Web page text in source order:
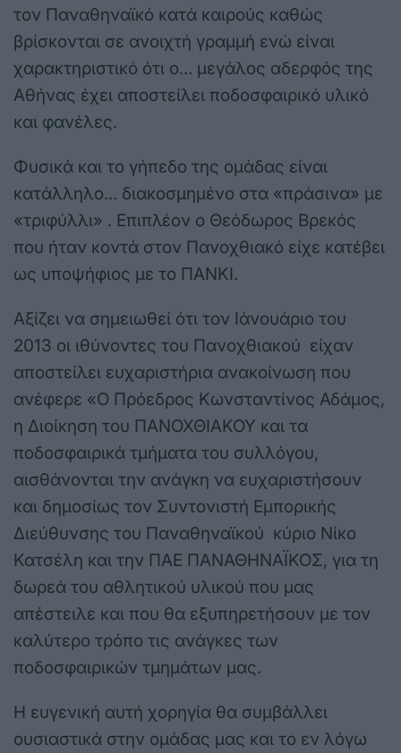
τον Παναθηναϊκό κατά καιρούς καθώς
βρίσκονται σε ανοιχτή γραμμή ενώ είναι
χαρακτηριστικό ότι ο… μεγάλος αδερφός της
Αθήνας έχει αποστείλει ποδοσφαιρικό υλικό
και φανέλες.
Φυσικά και το γήπεδο της ομάδας είναι
κατάλληλο… διακοσμημένο στα «πράσινα» με
«τριφύλλι» . Επιπλέον ο Θεόδωρος Βρεκός
που ήταν κοντά στον Πανοχθιακό είχε κατέβει
ως υποψήφιος με το ΠΑΝΚΙ.
Αξίζει να σημειωθεί ότι τον Ιάνουάριο του
2013 οι ιθύνοντες του Πανοχθιακού είχαν
αποστείλει ευχαριστήρια ανακοίνωση που
ανέφερε «Ο Πρόεδρος Κωνσταντίνος Αδάμος,
η Διοίκηση του ΠΑΝΟΧΘΙΑΚΟΥ και τα
ποδοσφαιρικά τμήματα του συλλόγου,
αισθάνονται την ανάγκη να ευχαριστήσουν
και δημοσίως τον Συντονιστή Εμπορικής
Διεύθυνσης του Παναθηναϊκού κύριο Νίκο
Κατσέλη και την ΠΑΕ ΠΑΝΑΘΗΝΑΪΚΟΣ, για τη
δωρεά του αθλητικού υλικού που μας
απέστειλε και που θα εξυπηρετήσουν με τον
καλύτερο τρόπο τις ανάγκες των
ποδοσφαιρικών τμημάτων μας.
Η ευγενική αυτή χορηγία θα συμβάλλει
ουσιαστικά στην ομάδας μας και το εν λόγω